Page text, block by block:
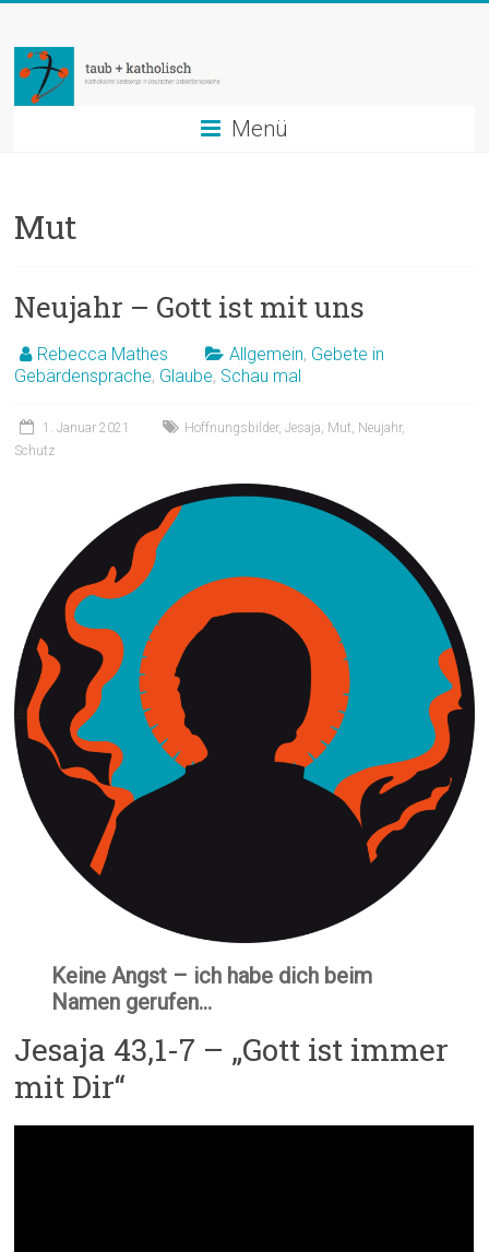
springen
taub
+
katholisch
in
Menü
Mut
Neujahr – Gott ist mit uns
Rebecca Mathes Allgemein, Gebete in
Gebärdensprache, Glaube, Schau mal
1. Januar 2021 Hoffnungsbilder,Jesaja Mut Neujahr,
Schutz
Keine Angst – ich habe dich beim
Namen gerufen…
Jesaja 43,1-7 – „Gott ist immer
mit Dir“